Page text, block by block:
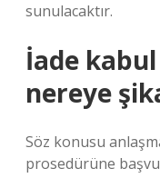
sunulacaktır.
İade kabul
nereye
Söz konusu
prosedürüne